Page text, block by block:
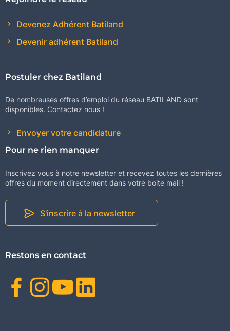
Devenez Adhérent Batiland
Devenir adhérent Batiland
Postuler chez Batiland
De nombreuses offres d’emploi du réseau BATILAND sont
disponibles. Contactez nous !
Envoyer votre candidature
Pour ne rien manquer
Inscrivez vous à notre newsletter et recevez toutes les dernières
offres du moment directement dans votre boite mail !
S'inscrire à la newsletter
Restons en contact
Facebook
Instagram
Youtube